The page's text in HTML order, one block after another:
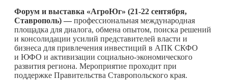
Форум и выставка «АгроЮг» (21-22 сентября,
Ставрополь) — профессиональная международная
площадка для диалога, обмена опытом, поиска решений
и консолидации усилий представителей власти и
бизнеса для привлечения инвестиций в АПК СКФО
и ЮФО и активизации социально-экономического
развития региона. Мероприятие проходит при
поддержке Правительства Ставропольского края.